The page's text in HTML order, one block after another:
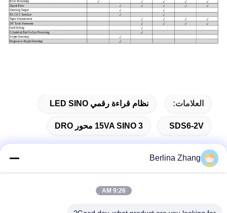
العلامات: نظام قراءة رقمي LED SINO
SDS6-2V 15VA SINO 3 محور DRO
Berlina Zhang
9:26 AM